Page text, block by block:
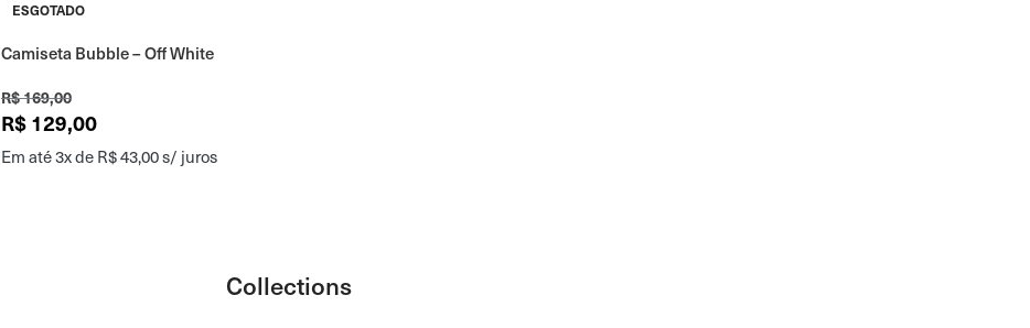
ESGOTADO
Camiseta Bubble – Off White
R$169,00
R$129,00
Em até 3x de R$43,00s/ juros
Collections